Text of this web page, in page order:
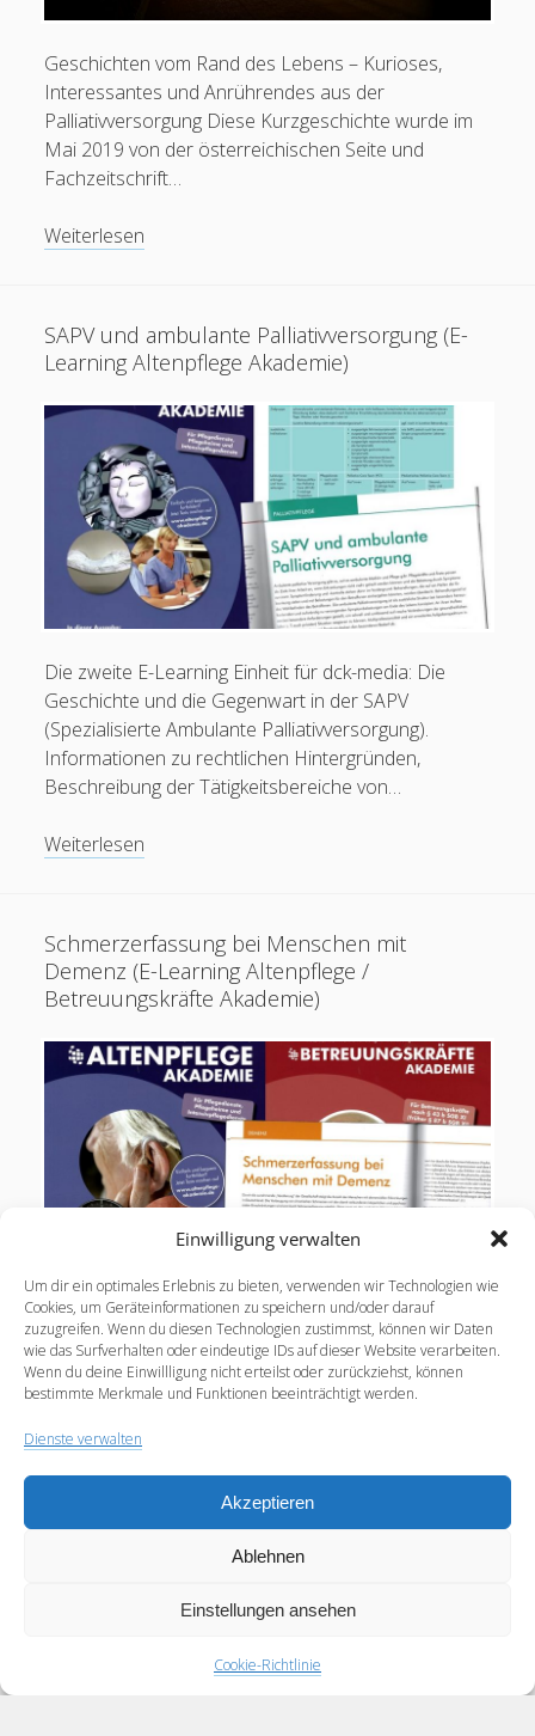
Einwilligung verwalten
Um dir ein optimales Erlebnis zu bieten, verwenden wir Technologien wie
Cookies, um Geräteinformationen zu speichern und/oder darauf
zuzugreifen. Wenn du diesen Technologien zustimmst, können wir Daten
wie das Surfverhalten oder eindeutige IDs auf dieser Website verarbeiten.
Wenn du deine Einwillligung nicht erteilst oder zurückziehst, können
bestimmte Merkmale und Funktionen beeinträchtigt werden.
Dienste verwalten
Akzeptieren
Ablehnen
Einstellungen ansehen
Cookie-Richtlinie
Geschichten vom Rand des Lebens – Kurioses,
Interessantes und Anrührendes aus der
Palliativversorgung Diese Kurzgeschichte wurde im
Mai 2019 von der österreichischen Seite und
Fachzeitschrift…
Weiterlesen
Lebens:
Protokoll
einer
Nacht
SAPV und ambulante Palliativversorgung (E-
Learning Altenpflege Akademie)
Die zweite E-Learning Einheit für dck-media: Die
Geschichte und die Gegenwart in der SAPV
(Spezialisierte Ambulante Palliativversorgung).
Informationen zu rechtlichen Hintergründen,
Beschreibung der Tätigkeitsbereiche von…
Weiterlesen
Palliativversorgung
(E-
Learning
Altenpflege
Akademie)
Schmerzerfassung bei Menschen mit
Demenz (E-Learning Altenpflege /
Betreuungskräfte Akademie)
Für den „dck media verlag“ habe ich Artikel mit der
Möglichkeit zum E-Learning erstellt. Zum Thema
„Schmerzerfassung im Alter und bei Demenz“
können in den…
Weiterlesen
bei
Menschen
mit
Learning
Seitennummerierung
3 … 6